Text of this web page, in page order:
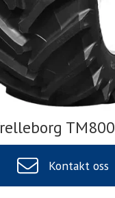
TM800
Kontakt oss